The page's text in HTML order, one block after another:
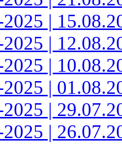
|
|
|
|
|
|